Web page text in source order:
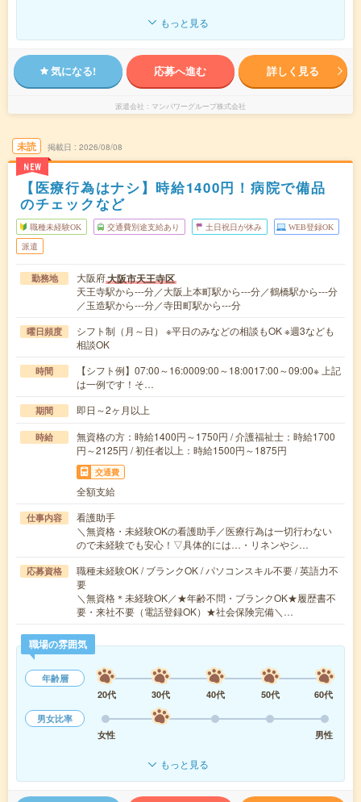
もっと見る
気になる! 応募へ進む 詳しく見る
派遣会社 マンパワーグループ株式会社
未読
NEW
掲載日 2026/08/08
【医療行為はナシ】時給1400円！病院で備品
のチェックなど
職種未経験OK 交通費別途支給あり 土日祝日が休み WEB登録OK
派遣
勤務地 大阪府大阪市天王寺区
天王寺駅から---分／大阪上本町駅から---分／鶴橋駅から---分
／玉造駅から---分／寺田町駅から---分
曜日頻度
シフト制（月～日） ※平日のみなどの相談もOK ※週3なども
相談OK
時間
【シフト例】07:00～16:0009:00～18:0017:00～09:00※ 上記
は一例です！そ…
期間 即日～2ヶ月以上
時給
無資格の方：時給1400円～1750円 / 介護福祉士：時給1700
円～2125円 / 初任者以上：時給1500円～1875円
交通費
全額支給
仕事内容
看護助手
＼無資格・未経験OKの看護助手／医療行為は一切行わない
ので未経験でも安心！▽具体的には…・リネンやシ…
応募資格
職種未経験OK / ブランクOK / パソコンスキル不要 / 英語力不
要
＼無資格＊未経験OK／★年齢不問・ブランクOK★履歴書不
要・来社不要（電話登録OK）★社会保険完備＼…
職場の雰囲気
年齢層
20代
30代 40代 50代
60代
男女比率
女性
男性
もっと見る